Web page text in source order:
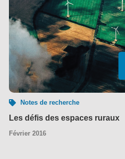
Notes de recherche
Les défis des espaces ruraux
Février 2016